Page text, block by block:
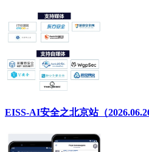
EISS-AI安全之北京站（